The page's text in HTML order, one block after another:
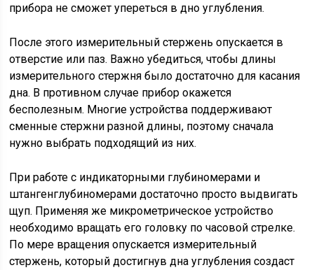
прибора не сможет упереться в дно углубления.
После этого измерительный стержень опускается в
отверстие или паз. Важно убедиться, чтобы длины
измерительного стержня было достаточно для касания
дна. В противном случае прибор окажется
бесполезным. Многие устройства поддерживают
сменные стержни разной длины, поэтому сначала
нужно выбрать подходящий из них.
При работе с индикаторными глубиномерами и
штангенглубиномерами достаточно просто выдвигать
щуп. Применяя же микрометрическое устройство
необходимо вращать его головку по часовой стрелке.
По мере вращения опускается измерительный
стержень, который достигнув дна углубления создаст